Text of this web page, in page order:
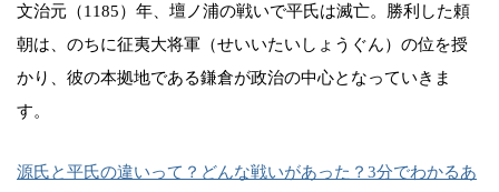
文治元（1185）年、壇ノ浦の戦いで平氏は滅亡。勝利した頼
朝は、のちに征夷大将軍（せいいたいしょうぐん）の位を授
かり、彼の本拠地である鎌倉が政治の中心となっていきま
す。
源氏と平氏の違いって？どんな戦いがあった？3分でわかるあ